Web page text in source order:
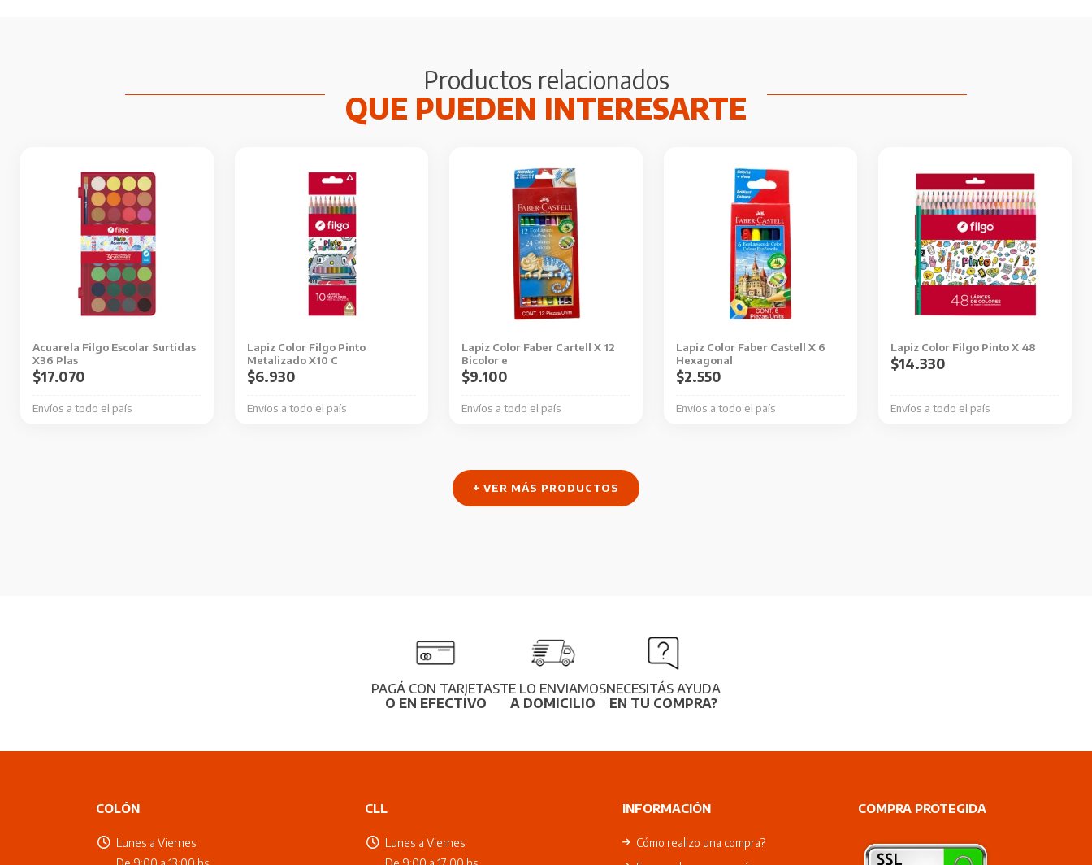
Productos relacionados
Acuarela Filgo Escolar Surtidas
X36 Plas
Envíos a todo el país
$17.070
Lapiz Color Filgo Pinto
Metalizado X10 C
Envíos a todo el país
$6.930
Lapiz Color Faber Cartell X 12
Bicolor e
Envíos a todo el país
$9.100
Lapiz Color Faber Castell X 6
Hexagonal
Envíos a todo el país
$2.550
Lapiz Color Filgo Pinto X 48
Envíos a todo el país
$14.330
+ VER MÁS PRODUCTOS
PAGÁ CON TARJETAS
O EN EFECTIVO
TE LO ENVIAMOS
A DOMICILIO
NECESITÁS AYUDA
EN TU COMPRA?
COLÓN
Lunes a Viernes
CLL
Lunes a Viernes
INFORMACIÓN
Cómo realizo una compra?
COMPRA PROTEGIDA